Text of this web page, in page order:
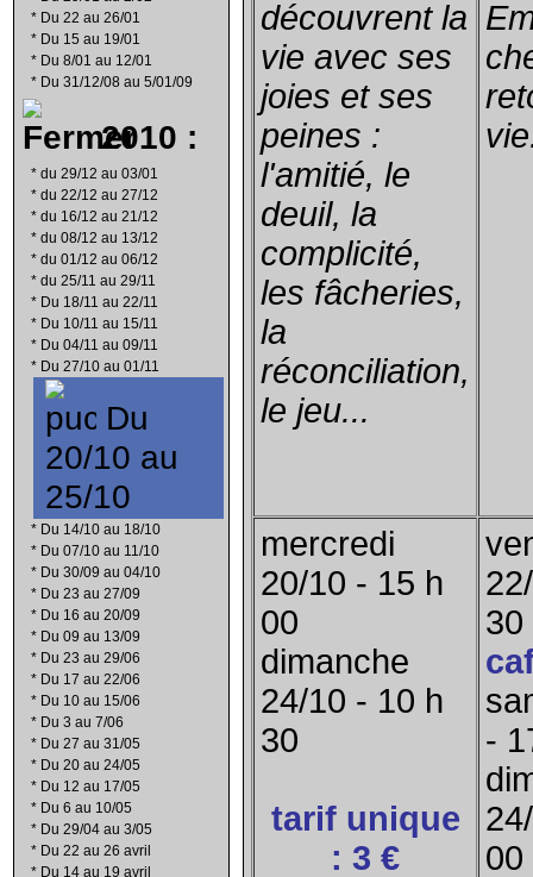
* Du 22 au 26/01
* Du 15 au 19/01
* Du 8/01 au 12/01
* Du 31/12/08 au 5/01/09
2010 :
* du 29/12 au 03/01
* du 22/12 au 27/12
* du 16/12 au 21/12
* du 08/12 au 13/12
* du 01/12 au 06/12
* du 25/11 au 29/11
* Du 18/11 au 22/11
* Du 10/11 au 15/11
* Du 04/11 au 09/11
* Du 27/10 au 01/11
Du
20/10 au
25/10
* Du 14/10 au 18/10
* Du 07/10 au 11/10
* Du 30/09 au 04/10
* Du 23 au 27/09
* Du 16 au 20/09
* Du 09 au 13/09
* Du 23 au 29/06
* Du 17 au 22/06
* Du 10 au 15/06
* Du 3 au 7/06
* Du 27 au 31/05
* Du 20 au 24/05
* Du 12 au 17/05
* Du 6 au 10/05
* Du 29/04 au 3/05
* Du 22 au 26 avril
* Du 14 au 19 avril
découvrent la
vie avec ses
joies et ses
peines :
l'amitié, le
deuil, la
complicité,
les fâcheries,
la
réconciliation,
le jeu...
mercredi
20/10 - 15 h
00
dimanche
24/10 - 10 h
30
tarif unique
: 3 €
30
-
00